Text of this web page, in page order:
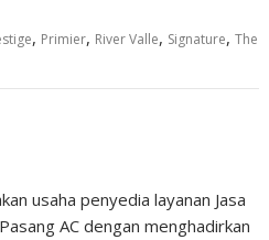
, Primier, River Valle, Signature,The
usaha penyedia layanan Jasa
AC dengan menghadirkan